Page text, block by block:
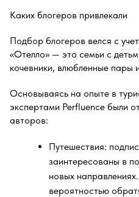
Каких блогеров привлекали
Подбор блогеров велся с
«Отелло» — это семьи с
кочевники, влюбленные пары
Основываясь на опыте в
экспертами Perfluence были
авторов:
Путешествия:
заинтересованы в
новых
вероятностью